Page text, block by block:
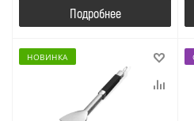
Подробнее
НОВИНКА